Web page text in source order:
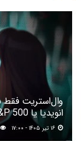
وال‌استریت فقط
انویدیا یا S&P 500 این راهنما را بخوانید